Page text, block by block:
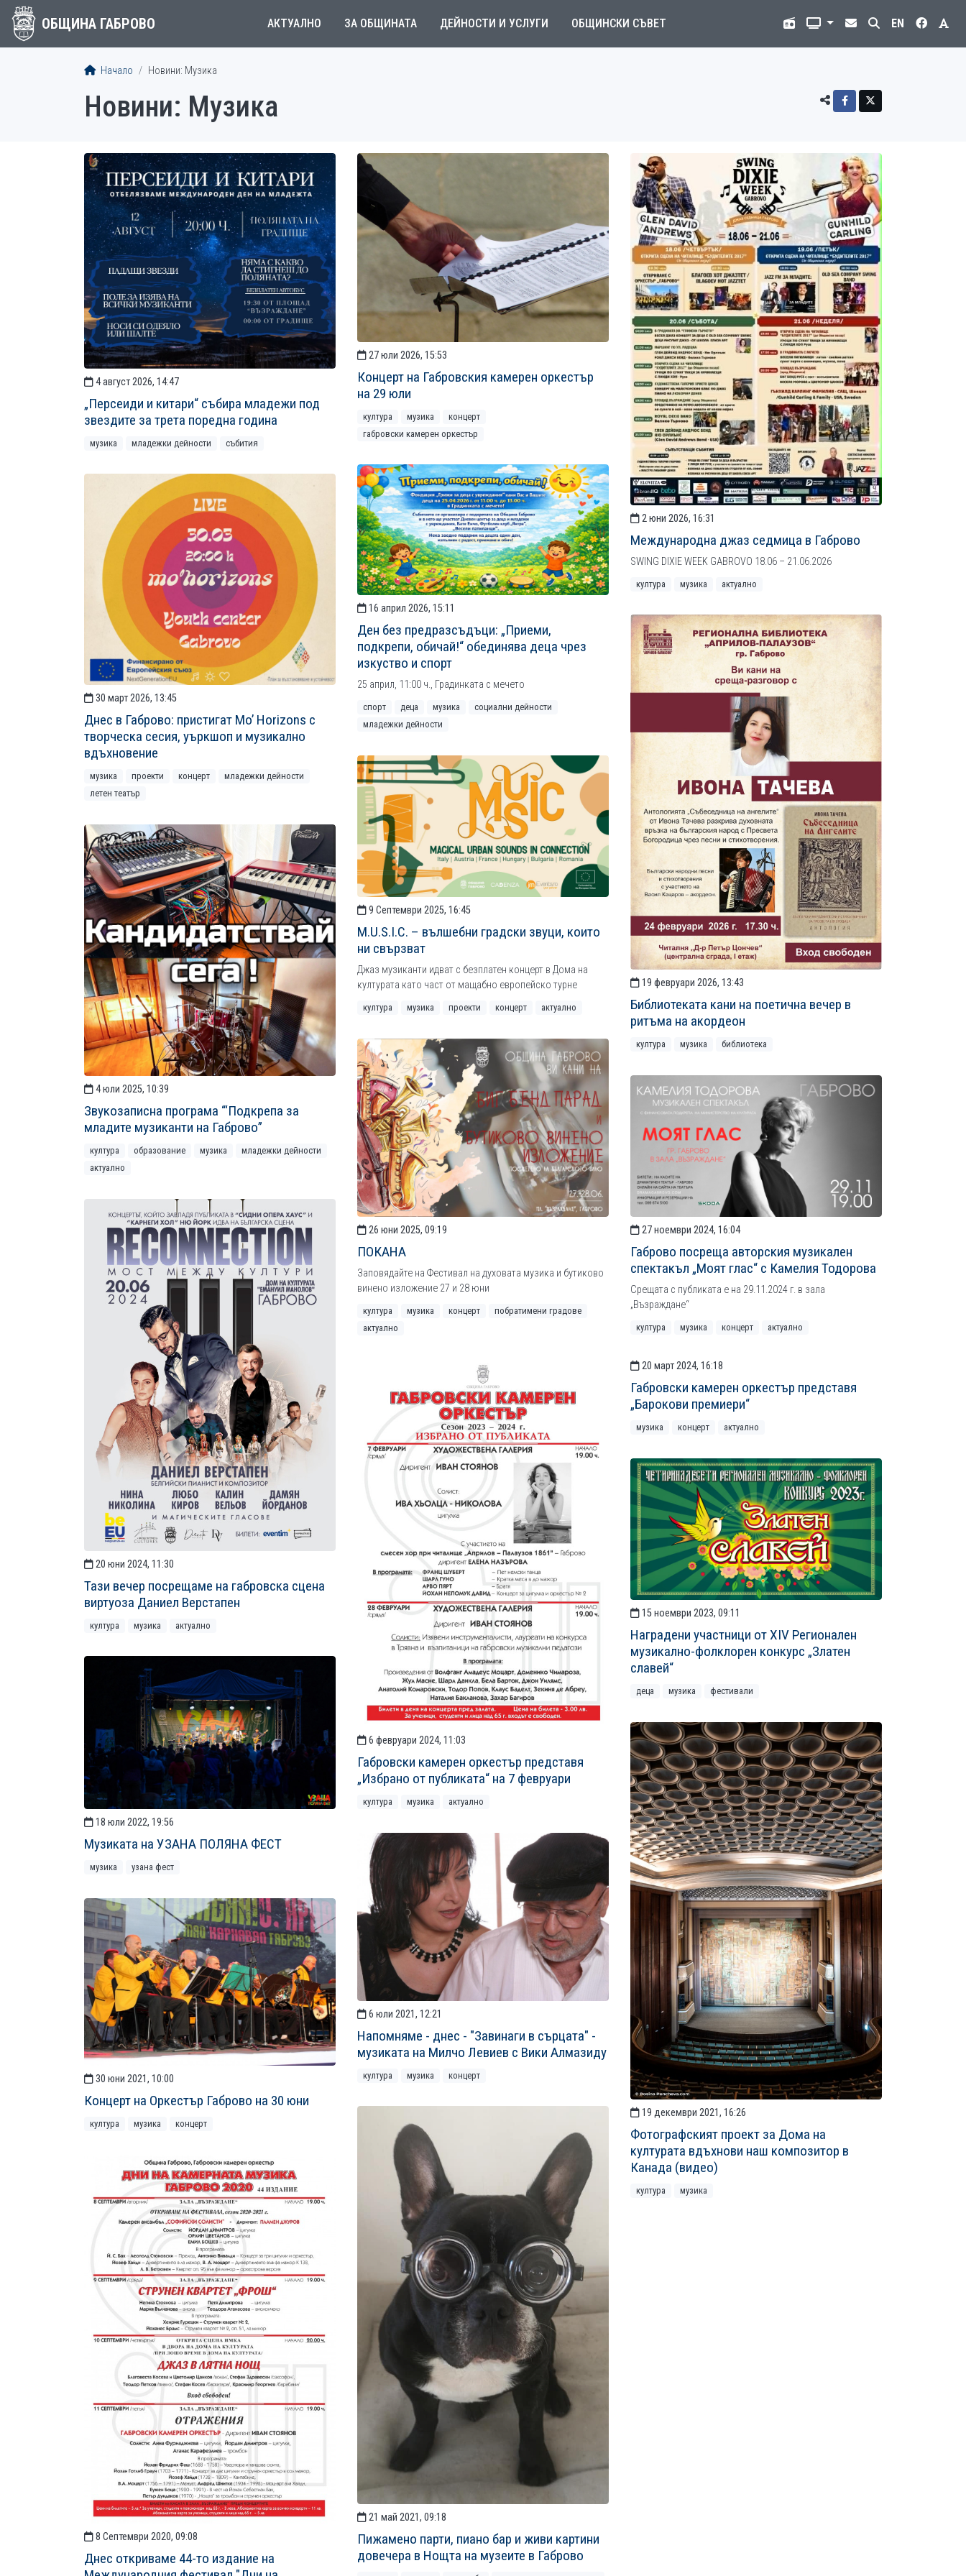
ОБЩИНА ГАБРОВО АКТУАЛНО ЗА ОБЩИНАТА ДЕЙНОСТИ И УСЛУГИ ОБЩИНСКИ СЪВЕТ EN
Начало Новини: Музика
Новини: Музика
СТАТИИ
4 август 2026, 14:47
„Персеиди и китари“ събира младежи под
звездите за трета поредна година
музика младежки дейности събития
27 юли 2026, 15:53
Концерт на Габровския камерен оркестър
на 29 юли
култура музика
концерт
габровски камерен оркестър
2 юни 2026, 16:31
Международна джаз седмица в Габрово
SWING DIXIE WEEK GABROVO 18.06 – 21.06.2026
култура музика актуално
16 април 2026, 15:11
Ден без предразсъдъци: „Приеми,
подкрепи, обичай!“ обединява деца чрез
изкуство и спорт
25 април, 11:00 ч., Градинката с мечето
спорт деца музика
социални дейности
младежки дейности
30 март 2026, 13:45
Днес в Габрово: пристигат Mo’ Horizons с
творческа сесия, уъркшоп и музикално
вдъхновение
музика проекти концерт
младежки дейности
летен театър
19 февруари 2026, 13:43
Библиотеката кани на поетична вечер в
ритъма на акордеон
култура музика библиотека
9 Септември 2025, 16:45
M.U.S.I.C. – вълшебни градски звуци, които
ни свързват
Джаз музиканти идват с безплатен концерт в Дома на
културата като част от мащабно европейско турне
култура музика проекти концерт актуално
4 юли 2025, 10:39
Звукозаписна програма “‘Подкрепа за
младите музиканти на Габрово”
култура образование музика
младежки дейности
актуално
26 юни 2025, 09:19
ПОКАНА
Заповядайте на Фестивал на духовата музика и бутиково
винено изложение 27 и 28 юни
култура музика концерт
побратимени градове
актуално
27 ноември 2024, 16:04
Габрово посреща авторския музикален
спектакъл „Моят глас“ с Камелия Тодорова
Срещата с публиката е на 29.11.2024 г. в зала
„Възраждане“
култура музика концерт актуално
20 юни 2024, 11:30
Тази вечер посрещаме на габровска сцена
виртуоза Даниел Верстапен
култура музика актуално
20 март 2024, 16:18
Габровски камерен оркестър представя
„Барокови премиери“
музика концерт актуално
6 февруари 2024, 11:03
Габровски камерен оркестър представя
„Избрано от публиката“ на 7 февруари
култура музика актуално
15 ноември 2023, 09:11
Наградени участници от XIV Регионален
музикално-фолклорен конкурс „Златен
славей“
деца музика фестивали
18 юли 2022, 19:56
Музиката на УЗАНА ПОЛЯНА ФЕСТ
музика узана фест
19 декември 2021, 16:26
Фотографският проект за Дома на
културата вдъхнови наш композитор в
Канада (видео)
култура музика
6 юли 2021, 12:21
Напомняме - днес - "Завинаги в сърцата" -
музиката на Милчо Левиев с Вики Алмазиду
култура музика концерт
30 юни 2021, 10:00
Концерт на Оркестър Габрово на 30 юни
култура музика концерт
21 май 2021, 09:18
Пижамено парти, пиано бар и живи картини
довечера в Нощта на музеите в Габрово
8 Септември 2020, 09:08
Днес откриваме 44-то издание на